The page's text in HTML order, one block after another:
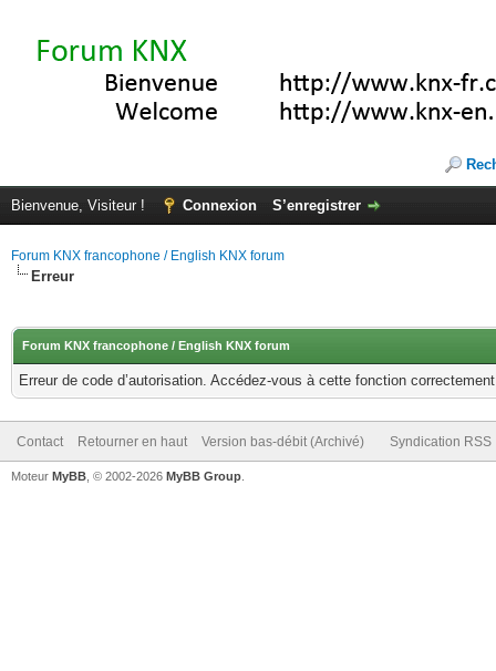
Bienvenue, Visiteur ! Connexion S’enregistrer
Forum KNX francophone / English KNX forum
Erreur
Forum KNX francophone / English KNX forum
Erreur de code d’autorisation. Accédez-vous à cette fonction
Contact Retourner en haut Version bas-débit (Archivé) Syndication RSS
Moteur MyBB , © 2002-2026 MyBB Group